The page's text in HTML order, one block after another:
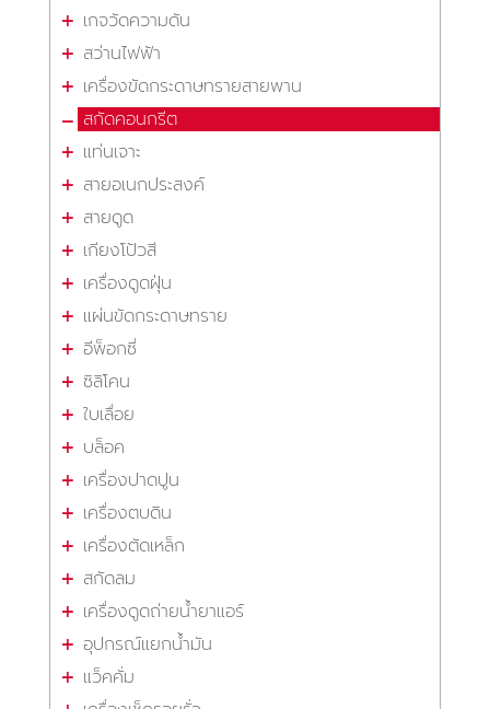
เกจวัดความดัน
สว่านไฟฟ้า
เครื่องขัดกระดาษทรายสายพาน
สกัดคอนกรีต
แท่นเจาะ
สายอเนกประสงค์
สายดูด
เกียงโป้วสี
เครื่องดูดฝุ่น
แผ่นขัดกระดาษทราย
อีพ็อกซี่
ซิลิโคน
ใบเลื่อย
บล็อค
เครื่องปาดปูน
เครื่องตบดิน
เครื่องตัดเหล็ก
สกัดลม
เครื่องดูดถ่ายน้ำยาแอร์
อุปกรณ์แยกน้ำมัน
แว็คคั่ม